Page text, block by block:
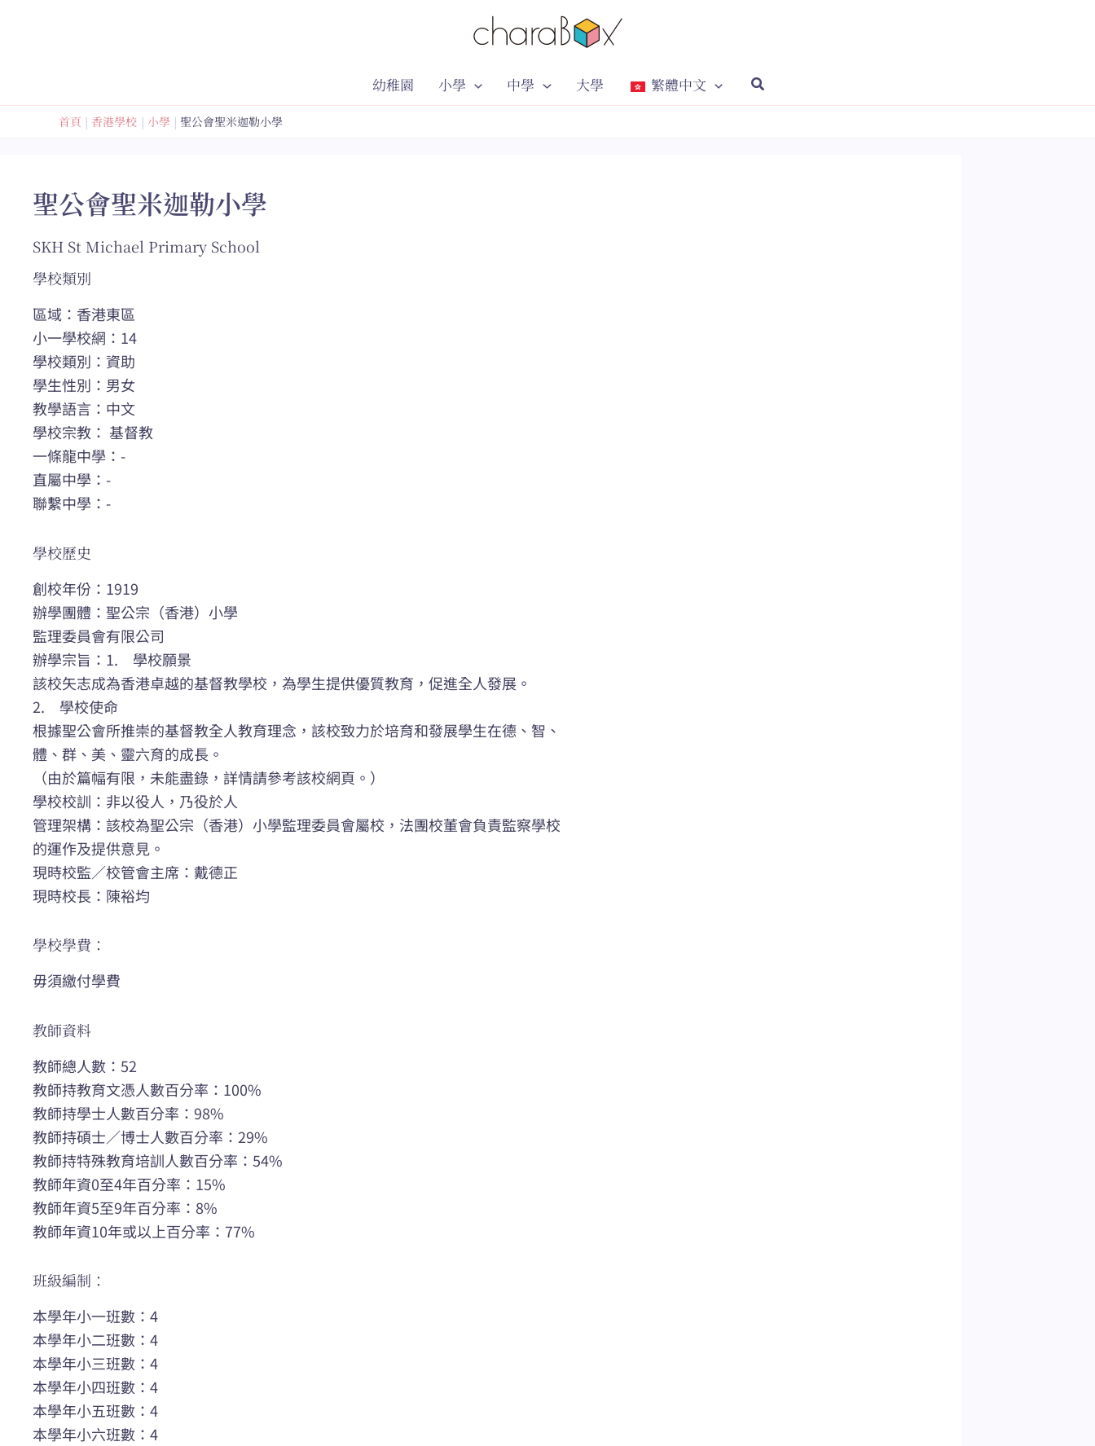
幼稚園 小學 中學 大學 繁體中文
首頁 香港學校 小學 聖公會聖米迦勒小學
聖公會聖米迦勒小學
SKH St Michael Primary School
學校類別
區域：香港東區
小一學校網：14
學校類別：資助
學生性別：男女
教學語言：中文
學校宗教： 基督教
一條龍中學：-
直屬中學：-
聯繫中學：-
學校歷史
創校年份：1919
辦學團體：聖公宗（香港）小學
監理委員會有限公司
辦學宗旨：1. 學校願景
該校矢志成為香港卓越的基督教學校，為學生提供優質教育，促進全人發展。
2. 學校使命
根據聖公會所推崇的基督教全人教育理念，該校致力於培育和發展學生在德、智、
體、群、美、靈六育的成長。
（由於篇幅有限，未能盡錄，詳情請參考該校網頁。）
學校校訓：非以役人，乃役於人
管理架構：該校為聖公宗（香港）小學監理委員會屬校，法團校董會負責監察學校
的運作及提供意見。
現時校監／校管會主席：戴德正
現時校長：陳裕均
學校學費：
毋須繳付學費
教師資料
教師總人數：52
教師持教育文憑人數百分率：100%
教師持學士人數百分率：98%
教師持碩士／博士人數百分率：29%
教師持特殊教育培訓人數百分率：54%
教師年資0至4年百分率：15%
教師年資5至9年百分率：8%
教師年資10年或以上百分率：77%
班級編制：
本學年小一班數：4
本學年小二班數：4
本學年小三班數：4
本學年小四班數：4
本學年小五班數：4
本學年小六班數：4